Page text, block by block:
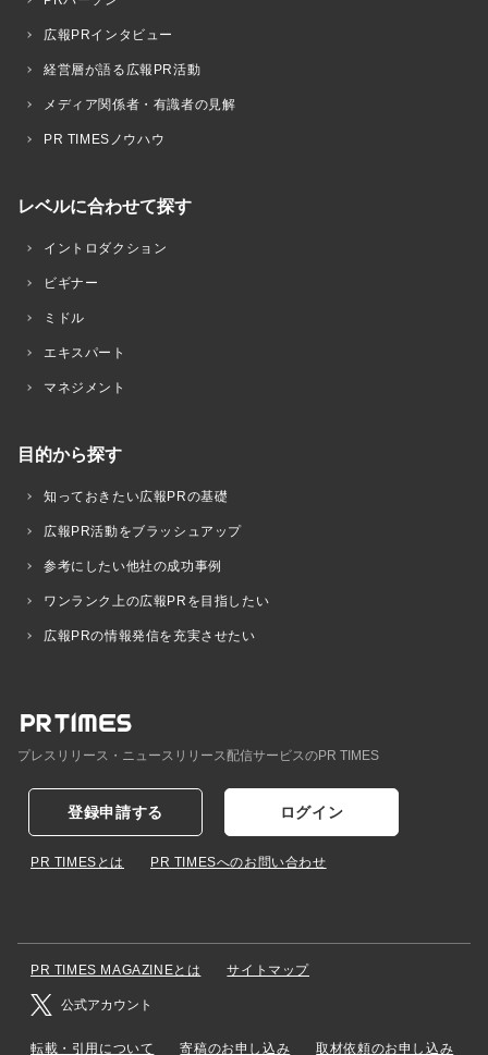
広報PRインタビュー
経営層が語る広報PR活動
メディア関係者・有識者の見解
PR TIMESノウハウ
レベルに合わせて探す
イントロダクション
ビギナー
ミドル
エキスパート
マネジメント
目的から探す
知っておきたい広報PRの基礎
広報PR活動をブラッシュアップ
参考にしたい他社の成功事例
ワンランク上の広報PRを目指したい
広報PRの情報発信を充実させたい
プレスリリース・ニュースリリース配信サービスのPR TIMES
登録申請する ログイン
PR TIMESとは PR TIMESへのお問い合わせ
PR TIMES MAGAZINEとは サイトマップ
公式アカウント
転載・引用について 寄稿のお申し込み 取材依頼のお申し込み